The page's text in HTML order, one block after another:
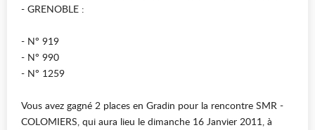
- GRENOBLE :
- N° 919
- N° 990
- N° 1259
Vous avez gagné 2 places en Gradin pour la rencontre SMR -
COLOMIERS, qui aura lieu le dimanche 16 Janvier 2011, à